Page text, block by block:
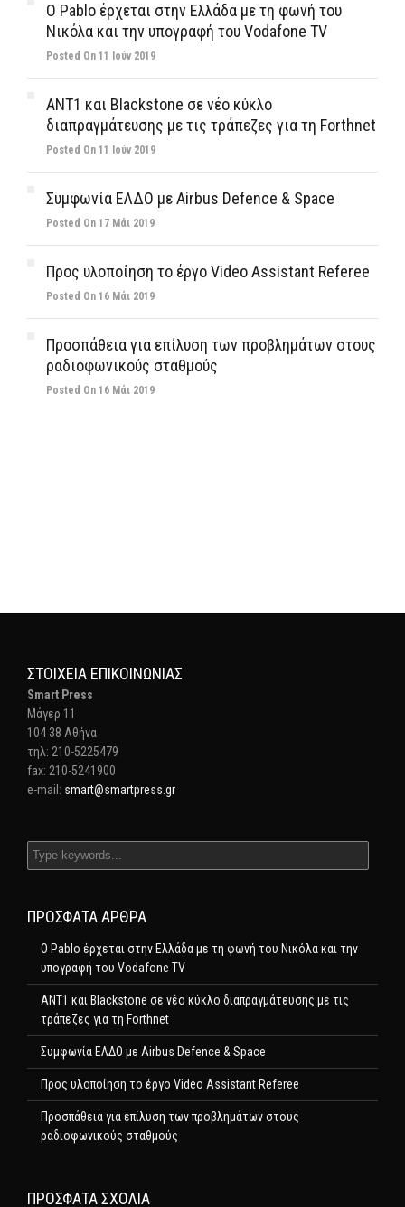
Ο Pablo έρχεται στην Ελλάδα με τη φωνή του
Νικόλα και την υπογραφή του Vodafone TV
Posted On 11 Ιούν 2019
ΑΝΤ1 και Blackstone σε νέο κύκλο
διαπραγμάτευσης με τις τράπεζες για τη Forthnet
Posted On 11 Ιούν 2019
Συμφωνία ΕΛΔΟ με Airbus Defence & Space
Posted On 17 Μάι 2019
Προς υλοποίηση το έργο Video Assistant Referee
Posted On 16 Μάι 2019
Προσπάθεια για επίλυση των προβλημάτων στους
ραδιοφωνικούς σταθμούς
Posted On 16 Μάι 2019
ΣΤΟΙΧΕΊΑ ΕΠΙΚΟΙΝΩΝΊΑΣ
Smart Press
Mάγερ 11
104 38 Αθήνα
τηλ: 210-5225479
fax: 210-5241900
e-mail: smart@smartpress.gr
ΠΡΌΣΦΑΤΑ ΆΡΘΡΑ
Ο Pablo έρχεται στην Ελλάδα με τη φωνή του Νικόλα και την
υπογραφή του Vodafone TV
ΑΝΤ1 και Blackstone σε νέο κύκλο διαπραγμάτευσης με τις
τράπεζες για τη Forthnet
Συμφωνία ΕΛΔΟ με Airbus Defence & Space
Προς υλοποίηση το έργο Video Assistant Referee
Προσπάθεια για επίλυση των προβλημάτων στους
ραδιοφωνικούς σταθμούς
ΠΡΌΣΦΑΤΑ ΣΧΌΛΙΑ